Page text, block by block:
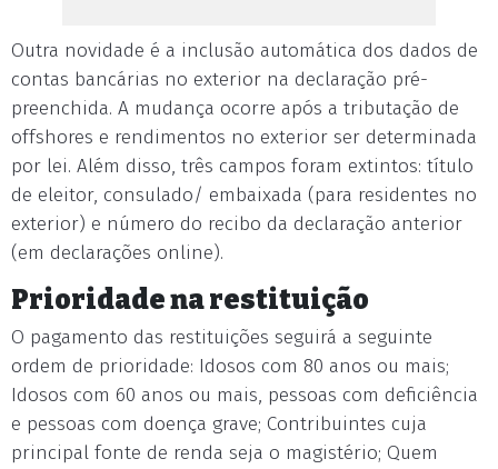
Outra novidade é a inclusão automática dos dados de
contas bancárias no exterior na declaração pré-
preenchida. A mudança ocorre após a tributação de
offshores e rendimentos no exterior ser determinada
por lei. Além disso, três campos foram extintos: título
de eleitor, consulado/ embaixada (para residentes no
exterior) e número do recibo da declaração anterior
(em declarações online).
Prioridade na restituição
O pagamento das restituições seguirá a seguinte
ordem de prioridade: Idosos com 80 anos ou mais;
Idosos com 60 anos ou mais, pessoas com deficiência
e pessoas com doença grave; Contribuintes cuja
principal fonte de renda seja o magistério; Quem